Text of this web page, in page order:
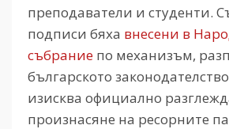
преподаватели и студенти.
подписи бяха внесени в
събрание по механизъм,
българското
изисква официално
произнасяне на ресорните